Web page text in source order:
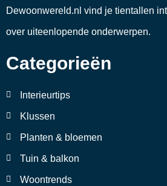
Dewoonwereld.nl vind je tientallen
over uiteenlopende onderwerpen.
Categorieën
Interieurtips
Klussen
Planten & bloemen
Tuin & balkon
Woontrends